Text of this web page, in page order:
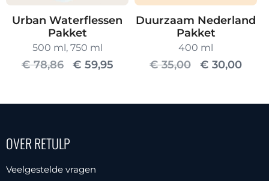
de
productpagina
Urban Waterflessen
Pakket
500 ml, 750 ml
€78,86
Oorspronkelijke
€ 59,95Huidige
Duurzaam Nederland
Pakket
400 ml
€35,00 € 30,00
OVER RETULP
Veelgestelde vragen